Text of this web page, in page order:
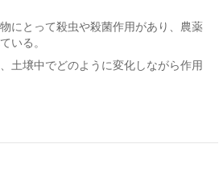
にとって殺虫や殺菌作用があり、農薬
いる。
土壌中でどのように変化しながら作用